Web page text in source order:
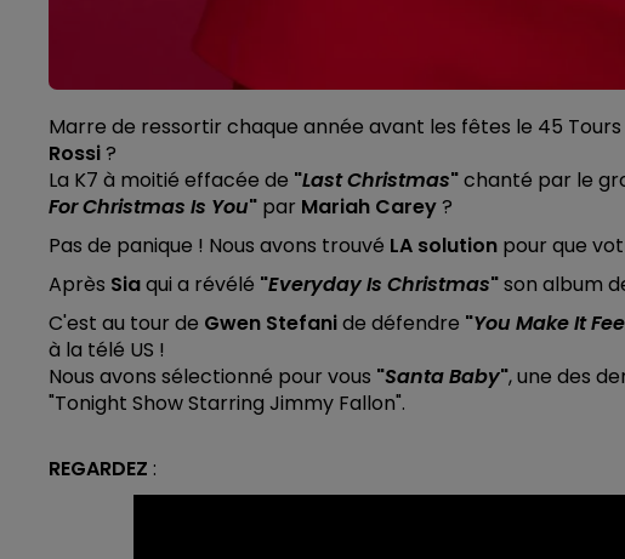
Marre de ressortir chaque année avant les fêtes le 45
Rossi?
La K7 à moitié effacée de "Last Christmas"chanté par le
For Christmas Is You" par Mariah Carey?
Pas de panique ! Nous avons trouvé LA solution pour que
Après Siaqui a révélé "Everyday Is Christmas"son album
C'est au tour de Gwen Stefanide défendre "You Make It
à la télé US !
Nous avons sélectionné pour vous "Santa Baby", une des
"Tonight Show Starring Jimmy Fallon".
REGARDEZ :